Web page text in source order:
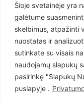
Šioje svetainėje yra
galėtume
skelbimus, atpažinti
nuostatas ir
sutinkate su visais
naudojamų slapukų
pasirinkę "Slapukų
puslapyje .
Teisėsauga
Aktualu
Lietuva
Pasaulis
Статьи на русском
Articles in english